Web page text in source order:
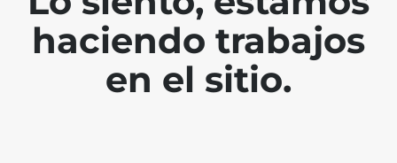
haciendo trabajos
en el sitio.